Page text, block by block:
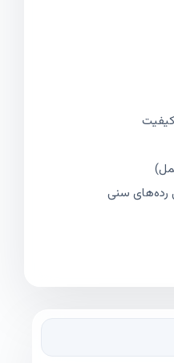
رده‌های سنی